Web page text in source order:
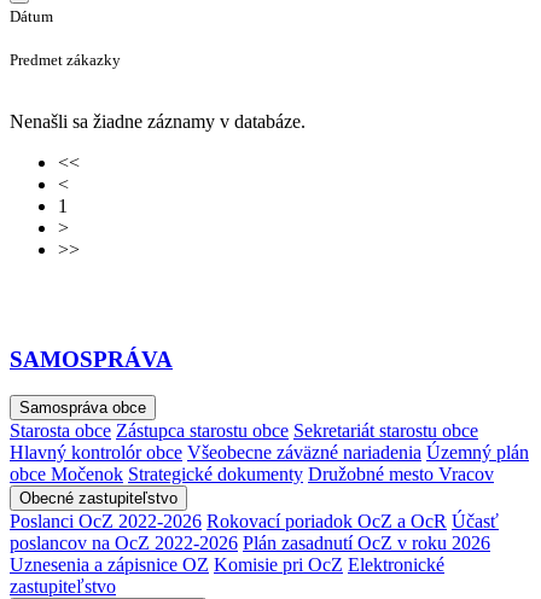
Dátum
Predmet zákazky
Nenašli sa žiadne záznamy v databáze.
<<
<
1
>
>>
SAMOSPRÁVA
Samospráva obce
Starosta obce Zástupca starostu obce Sekretariát starostu obce
Hlavný kontrolór obce Všeobecne záväzné nariadenia Územný plán
obce Močenok Strategické dokumenty Družobné mesto Vracov
Obecné zastupiteľstvo
Poslanci OcZ 2022-2026 Rokovací poriadok OcZ a OcR Účasť
poslancov na OcZ 2022-2026 Plán zasadnutí OcZ v roku 2026
Uznesenia a zápisnice OZ Komisie pri OcZ Elektronické
zastupiteľstvo